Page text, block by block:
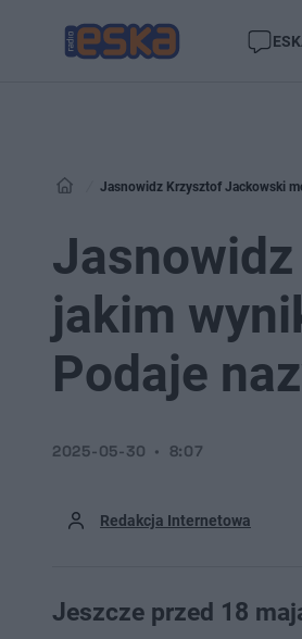
Jasnowidz Krzysztof Jackowski
jakim
Podaje
Redakcja Internetowa
2025-05-30 8:07
Jeszcze przed 18